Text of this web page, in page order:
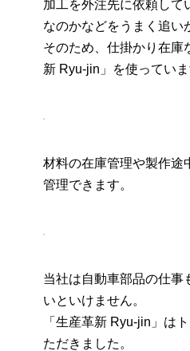
加工を外注先に依頼して
なのかなどをうまく追い
そのため、仕掛かり在庫
新 Ryu-jin」を使っていま
材料の在庫管理や製作途
管理できます。
当社は自動車部品の仕事
いといけません。
「生産革新 Ryu-jin」は
ただきました。